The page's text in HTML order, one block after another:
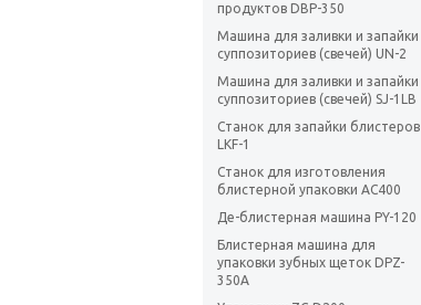
продуктов DBP-350
Машина для заливки и запайки
суппозиториев (свечей) UN-2
Машина для заливки и запайки
суппозиториев (свечей) SJ-1LB
Станок для запайки блистеров
LKF-1
Станок для изготовления
блистерной упаковки АС400
Де-блистерная машина PY-120
Блистерная машина для
упаковки зубных щеток DPZ-
350A